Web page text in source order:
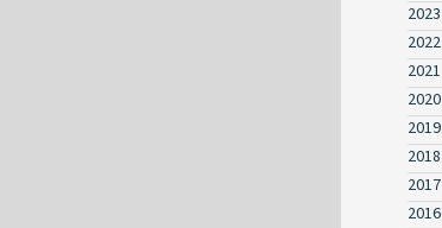
2023
2022
2021
2020
2019
2018
2017
2016